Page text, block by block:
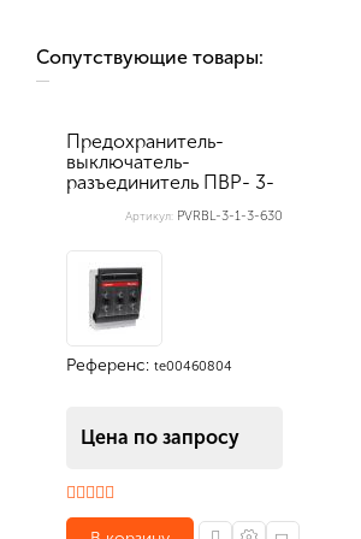
Сопутствующие товары:
Предохранитель-
выключатель-
разъединитель ПВР- 3-
Артикул: PVRBL-3-1-3-630
Референс: te00460804
Цена по запросу